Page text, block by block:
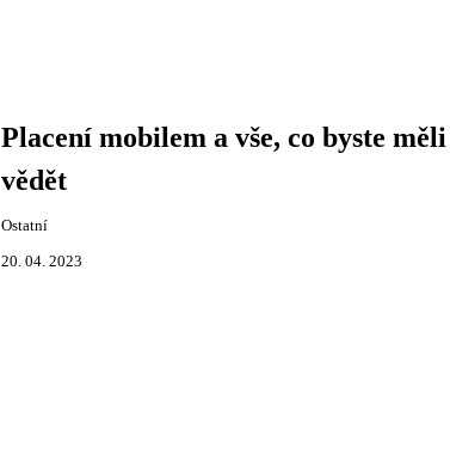
Placení mobilem a vše, co byste měli
vědět
Ostatní
20. 04. 2023